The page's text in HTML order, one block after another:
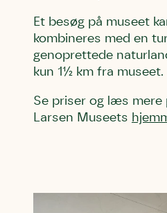
Et besøg på museet
kombineres med en
genoprettede
kun 1½ km fra museet.
Se priser og læs mere
Larsen Museets
Skriv under
Fornavn
Efternavn
Telefon
Sund Limfjord
Fornavn
Efternavn
Telefon
Storken tilbage
Fornavn
Efternavn
Telefon